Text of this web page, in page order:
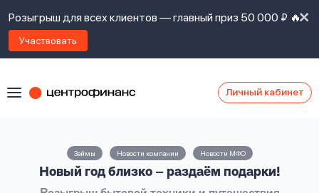
Розыгрыш для всех клиентов — главный приз 50 000 ₽ 🔥
Участвовать
Личный кабинет
Займы Новости компании Новости МФО
Новый год близко – раздаём подарки!
Наши
контакты
ознакомлен
с